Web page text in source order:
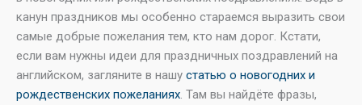
канун праздников мы особенно стараемся выразить свои
самые добрые пожелания тем, кто нам дорог. Кстати,
если вам нужны идеи для праздничных поздравлений на
английском, загляните в нашу статью о новогодних и
рождественских пожеланиях . Там вы найдёте фразы,